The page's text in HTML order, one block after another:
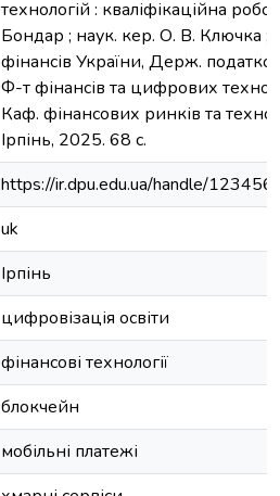
технологій : кваліфікаційна
Бондар ; наук. кер. О. В. Ключка ;
фінансів України, Держ.
Ф-т фінансів та цифрових
Каф. фінансових ринків та
Ірпінь, 2025. 68 с.
https://ir.dpu.edu.ua/handle/
uk
Ірпінь
цифровізація освіти
фінансові технології
блокчейн
мобільні платежі